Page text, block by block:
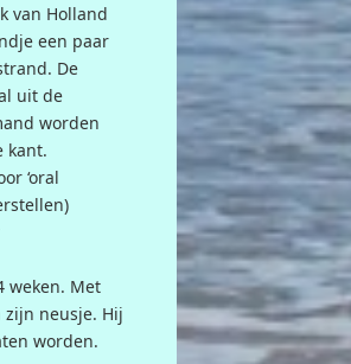
van Holland
een paar
De
uit de
worden
kant.
‘oral
weken. Met
neusje. Hij
worden.